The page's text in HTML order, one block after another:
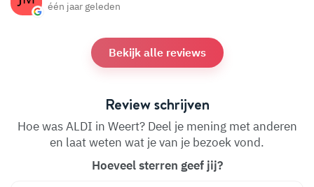
één jaar geleden
Bekijk alle reviews
Review schrijven
Hoe was ALDI in Weert? Deel je mening met anderen
en laat weten wat je van je bezoek vond.
Hoeveel sterren geef jij?